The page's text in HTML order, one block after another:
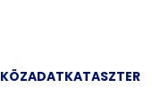
KÖZADATKATASZTER